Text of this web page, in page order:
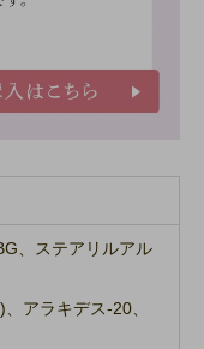
、ステアリルアル
アラキデス-20、